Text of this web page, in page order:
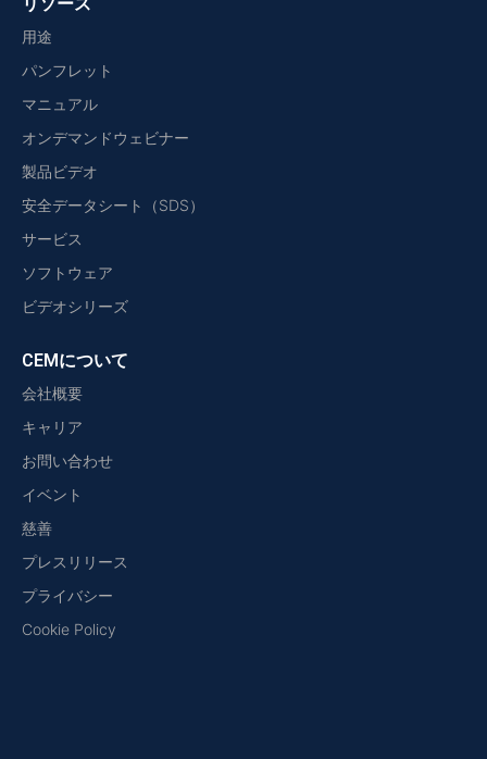
用途
パンフレット
マニュアル
オンデマンドウェビナー
製品ビデオ
安全データシート（SDS）
サービス
ソフトウェア
ビデオシリーズ
CEMについて
会社概要
キャリア
お問い合わせ
イベント
慈善
プレスリリース
プライバシー
Cookie Policy